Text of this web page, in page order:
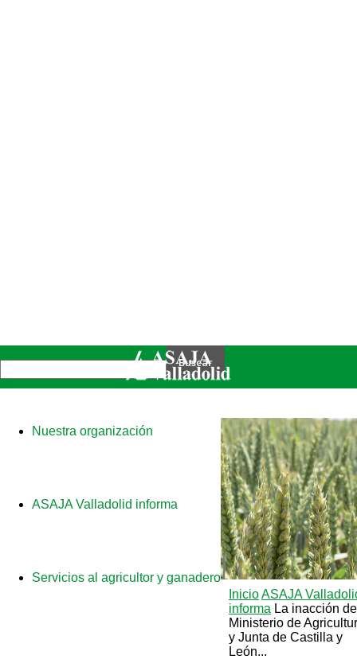
Nuestra organización
ASAJA Valladolid informa
Servicios al agricultor y ganadero
InicioASAJA
informa La inacción
Ministerio de
y Junta de Castilla y
León...